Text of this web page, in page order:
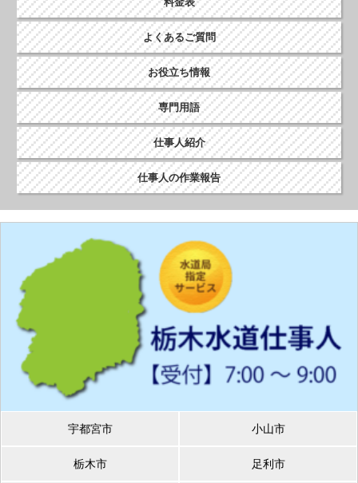
よくあるご質問
お役立ち情報
専門用語
仕事人紹介
仕事人の作業報告
宇都宮市 小山市
栃木市 足利市